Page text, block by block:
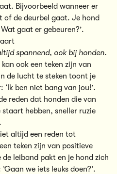
Bijvoorbeeld wanneer er
of de deurbel gaat. Je hond
gaat er gebeuren?’.
spannend, ook bij honden.
ook een teken zijn van
de lucht te steken toont je
ben niet bang van jou!’.
reden dat honden die van
hebben, sneller ruzie
altijd een reden tot
teken zijn van positieve
leiband pakt en je hond zich
we iets leuks doen?’.